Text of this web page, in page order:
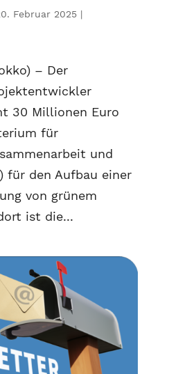
Februar 2025|
– Der
30 Millionen Euro
für
und
für den Aufbau einer
von grünem
ist die...